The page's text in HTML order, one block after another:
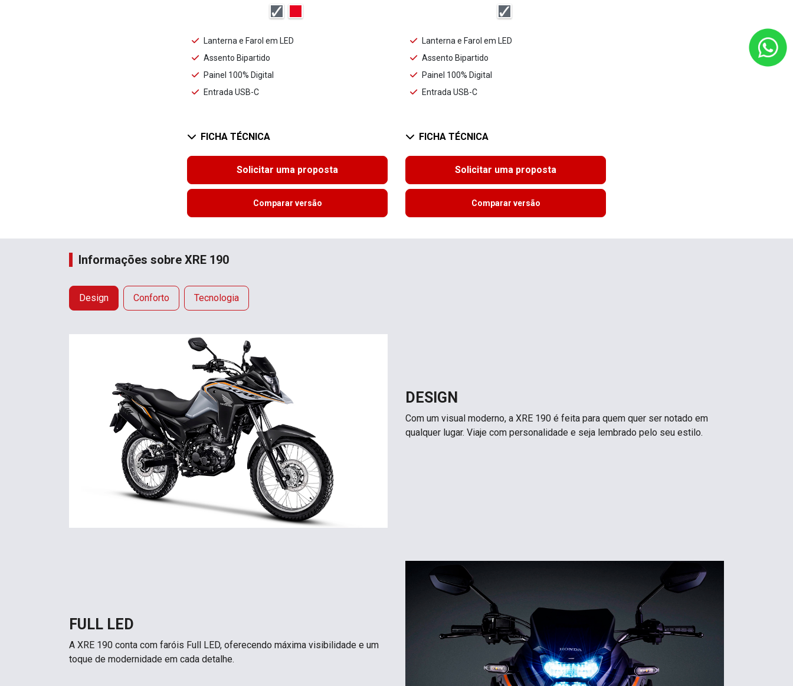
Lanterna e Farol em LED
Assento Bipartido
Painel 100% Digital
Entrada USB-C
FICHA TÉCNICA
Solicitar uma proposta
Comparar versão
Lanterna e Farol em LED
Assento Bipartido
Painel 100% Digital
Entrada USB-C
FICHA TÉCNICA
Solicitar uma proposta
Comparar versão
Informações sobre XRE 190
Design Conforto Tecnologia
DESIGN
Com um visual moderno, a XRE 190 é feita para quem quer ser notado em
qualquer lugar. Viaje com personalidade e seja lembrado pelo seu estilo.
FULL LED
A XRE 190 conta com faróis Full LED, oferecendo máxima visibilidade e um
toque de modernidade em cada detalhe.